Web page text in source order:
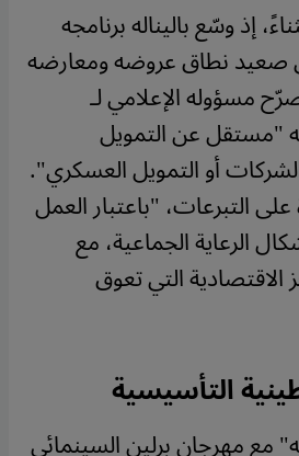
إذ وسّع باليناله برنامجه
نطاق عروضه ومعارضه
مسؤوله الإعلامي لـ
"مستقل عن التمويل
أو التمويل العسكري".
التبرعات، "باعتبار العمل
الرعاية الجماعية، مع
الاقتصادية التي تعوق
التأسيسية
مع مهرجان برلين السينمائي